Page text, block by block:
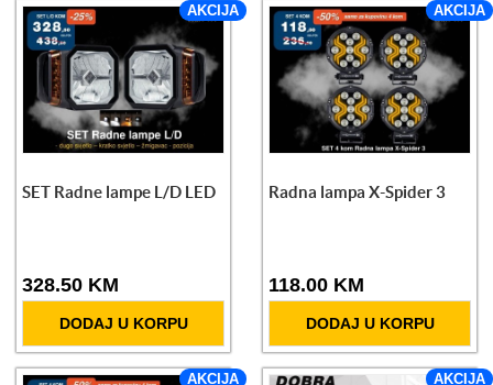
AKCIJA
SET Radne lampe L/D LED
328.50 KM
DODAJ U KORPU
AKCIJA
Radna lampa X-Spider 3
118.00 KM
DODAJ U KORPU
AKCIJA AKCIJA